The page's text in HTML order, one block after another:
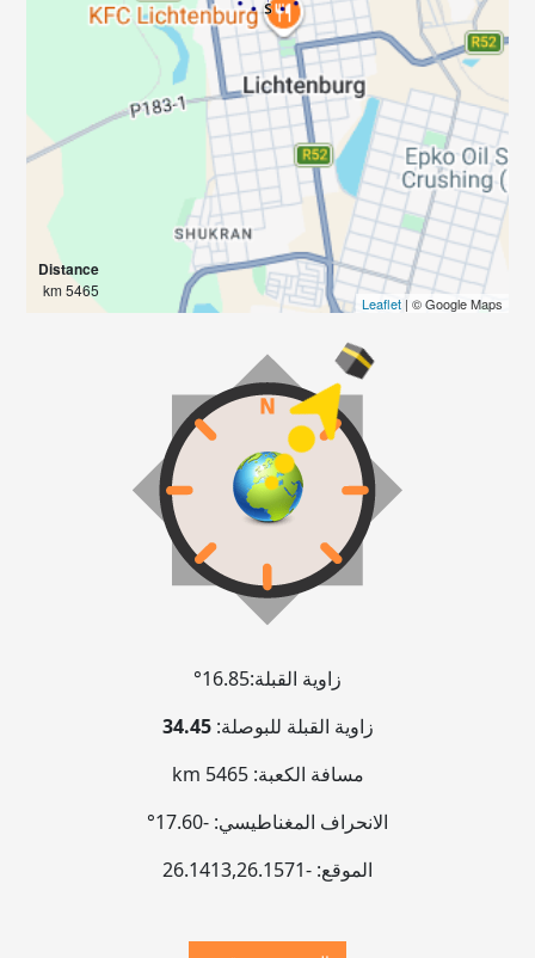
Distance
5465 km
Leaflet| © Google Maps
زاوية القبلة:16.85°
زاوية القبلة للبوصلة:34.45
مسافة الكعبة:5465 km
الانحراف المغناطيسي: -17.60°
الموقع: -26.1413
,26.1571